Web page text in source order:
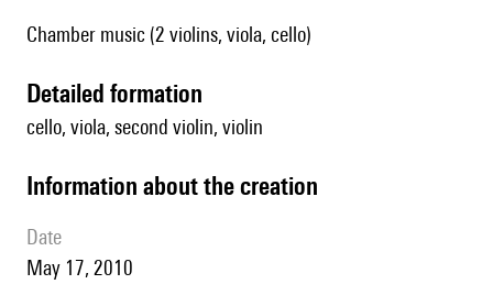
Chamber music (2 violins, viola, cello)
detailed formation
cello, viola, second violin, violin
information about the creation
date
May 17, 2010